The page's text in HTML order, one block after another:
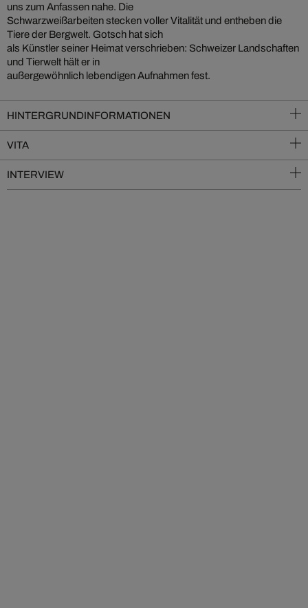
uns zum Anfassen nahe. Die
Schwarzweißarbeiten stecken voller Vitalität und entheben die
Tiere der Bergwelt. Gotsch hat sich
als Künstler seiner Heimat verschrieben: Schweizer Landschaften
und Tierwelt hält er in
außergewöhnlich lebendigen Aufnahmen fest.
HINTERGRUNDINFORMATIONEN
VITA
INTERVIEW